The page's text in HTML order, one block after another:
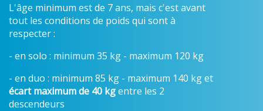
L'âge minimum est de 7 ans, mais c'est avant
tout les conditions de poids qui sont à
respecter :
- en solo : minimum 35 kg - maximum 120 kg
- en duo : minimum 85 kg - maximum 140 kg et
écart maximum de 40 kgentre les 2
descendeurs